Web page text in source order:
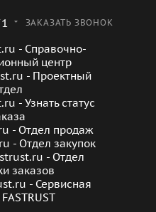
могут
в комплект), а
шпильки М6.
ЗАКАЗАТЬ ЗВОНОК
- Справочно-
центр
- Проектный
- Узнать статус
- Отдел продаж
- Отдел закупок
- Отдел
заказов
- Сервисная